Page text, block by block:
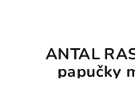
ANTAL
papučky